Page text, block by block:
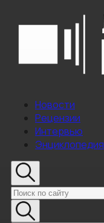
Новости
Рецензии
Интервью
Энциклопедия